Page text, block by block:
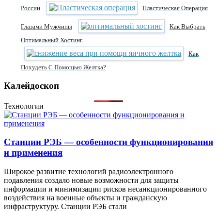
России Пластическая Операция
Глазами Мужчины
Как Выбрать
Оптимальный Хостинг
Как
Похудеть С Помощью Желтка?
Калейдоскоп
Технологии
Станции РЭБ — особенности функционирования
и применения
Широкое развитие технологий радиоэлектронного
подавления создало новые возможности для защиты
информации и минимизации рисков несанкционированного
воздействия на военные объекты и гражданскую
инфраструктуру. Станции РЭБ стали